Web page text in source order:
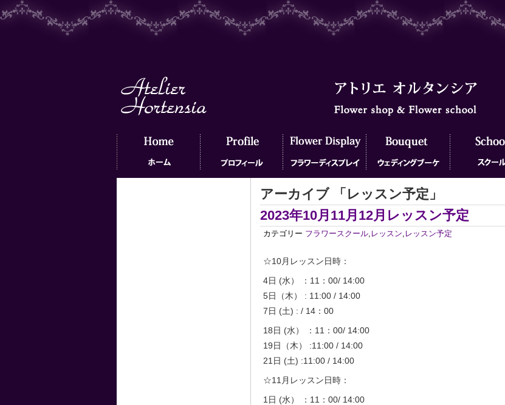
フラワーディスプレイ ウェディングブーケ
アーカイブ 「レッスン予定」
2023年10月11月12月レッスン予定
カテゴリー フラワースクール, レッスン, レッスン予定
☆10月レッスン日時：
4日 (水） ：11：00/ 14:00
5日（木） : 11:00 / 14:00
7日 (土) : / 14：00
18日 (水） ：11：00/ 14:00
19日（木） :11:00 / 14:00
21日 (土) :11:00 / 14:00
☆11月レッスン日時：
1日 (水） ：11：00/ 14:00